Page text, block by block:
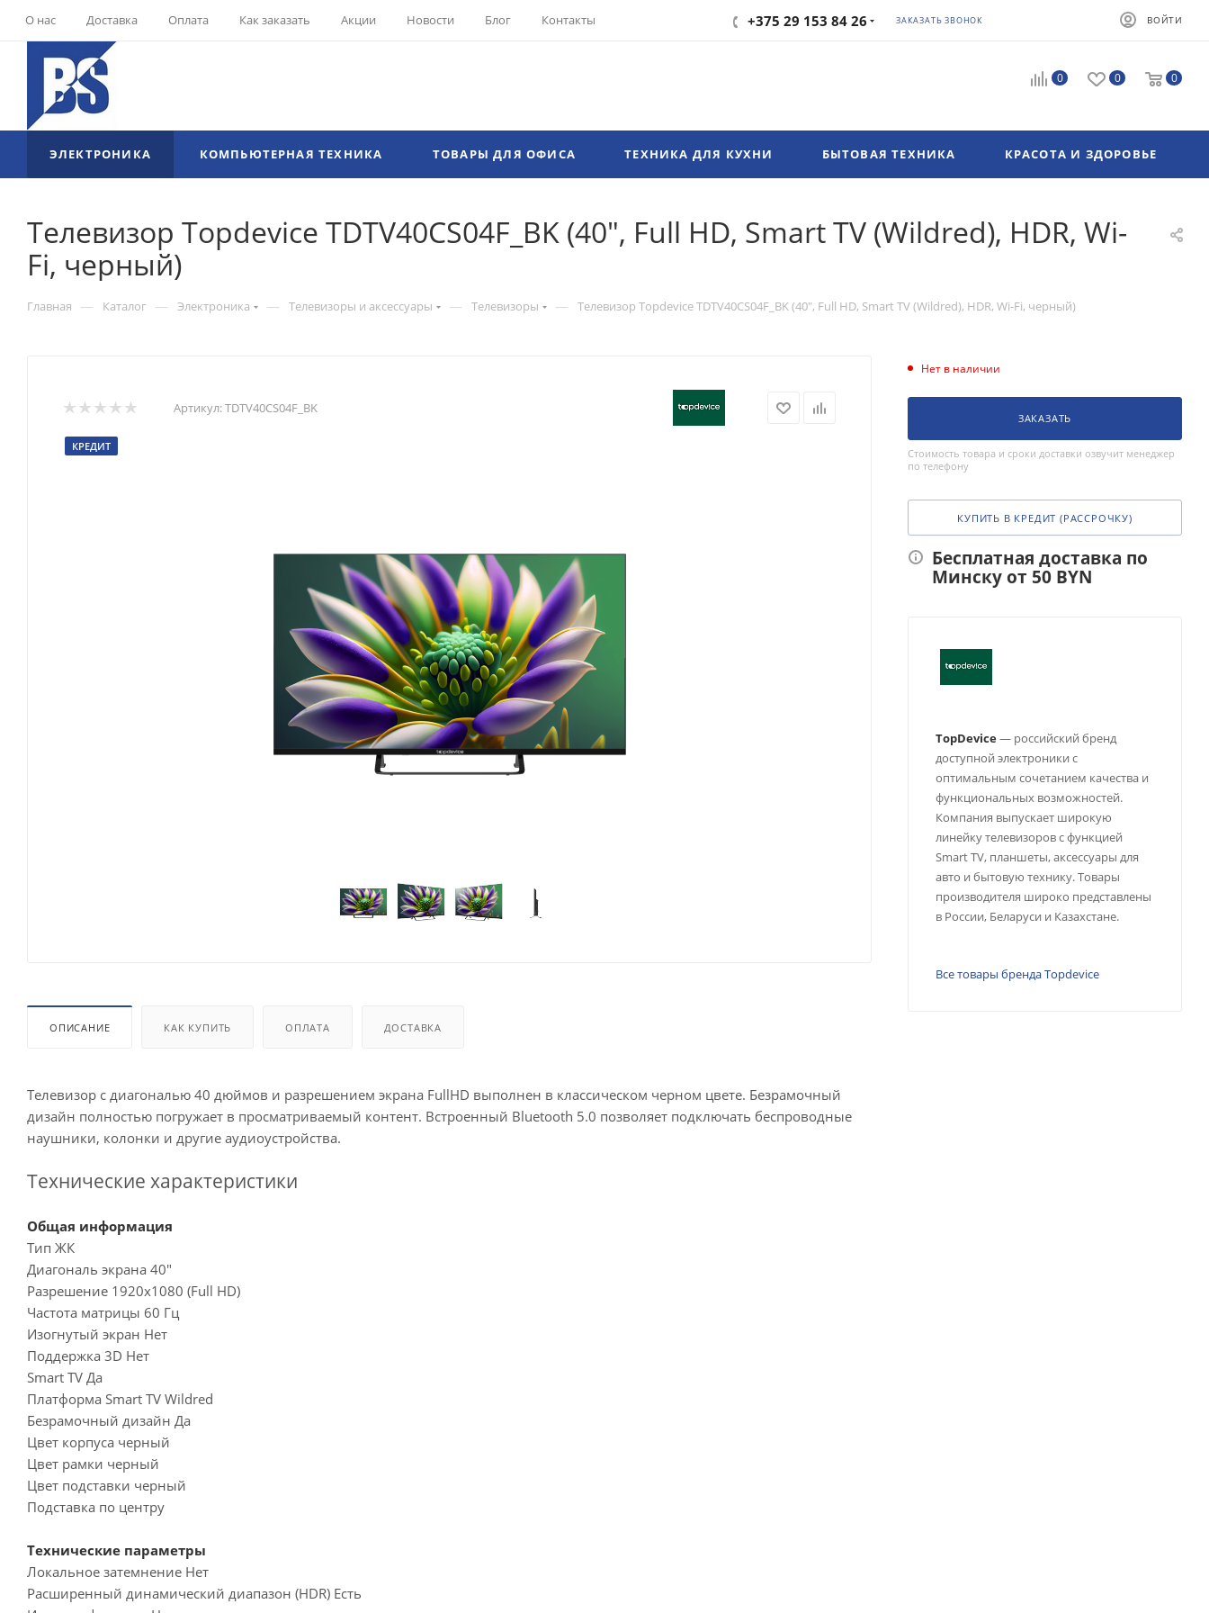
О нас Доставка Оплата Как заказать Акции Новости Блог Контакты +375 29 153 84 26 ЗАКАЗАТЬ ЗВОНОК ВОЙТИ
0 0 0
ЭЛЕКТРОНИКА КОМПЬЮТЕРНАЯ ТЕХНИКА ТОВАРЫ ДЛЯ ОФИСА ТЕХНИКА ДЛЯ КУХНИ БЫТОВАЯ ТЕХНИКА КРАСОТА И ЗДОРОВЬЕ
Телевизор Topdevice TDTV40CS04F_BK (40", Full HD, Smart TV (Wildred), HDR, Wi-
Fi, черный)
Главная — Каталог — Электроника — Телевизоры и аксессуары — Телевизоры — Телевизор Topdevice TDTV40CS04F_BK (40", Full HD, Smart TV (Wildred), HDR, Wi-Fi, черный)
Артикул:TDTV40CS04F_BK
КРЕДИТ
ОПИСАНИЕ КАК КУПИТЬ ОПЛАТА ДОСТАВКА
Телевизор с диагональю 40 дюймов и разрешением экрана FullHD выполнен в классическом черном цвете. Безрамочный
дизайн полностью погружает в просматриваемый контент. Встроенный Bluetooth 5.0 позволяет подключать беспроводные
наушники, колонки и другие аудиоустройства.
Технические характеристики
Общая информация
Тип ЖК
Диагональ экрана 40"
Разрешение 1920x1080 (Full HD)
Частота матрицы 60 Гц
Изогнутый экран Нет
Поддержка 3D Нет
Smart TV Да
Платформа Smart TV Wildred
Безрамочный дизайн Да
Цвет корпуса черный
Цвет рамки черный
Цвет подставки черный
Подставка по центру
Технические параметры
Локальное затемнение Нет
Расширенный динамический диапазон (HDR) Есть
Нет в наличии
ЗАКАЗАТЬ
Стоимость товара и сроки доставки озвучит менеджер
по телефону
КУПИТЬ В КРЕДИТ (РАССРОЧКУ)
Бесплатная доставка по
Минску от 50 BYN
TopDevice— российский бренд
доступной электроники с
оптимальным сочетанием качества и
функциональных возможностей.
Компания выпускает широкую
линейку телевизоров с функцией
Smart TV, планшеты, аксессуары для
авто и бытовую технику. Товары
производителя широко представлены
в России, Беларуси и Казахстане.
Все товары бренда Topdevice